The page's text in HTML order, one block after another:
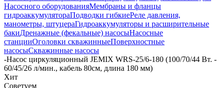
Насосного оборудованияМембраны и фланцы
гидроаккумулятораПодводки гибкиеРеле давления,
манометры, штуцераГидроаккумуляторы и расширительные
бакиДренажные (фекальные) насосыНасосные
станцииОголовки скважинныеПоверхностные
насосыСкважинные насосы
-Насос циркуляционный JEMIX WRS-25/6-180 (100/70/44 Вт. -
60/45/26 л/мин., кабель 80см, длина 180 мм)
Хит
Советуем